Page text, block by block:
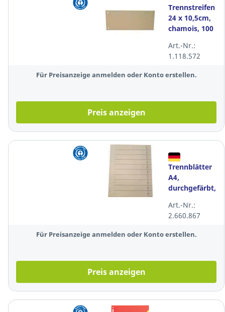
Trennstreifen
24 x 10,5cm,
chamois, 100
Art.-Nr.:
1.118.572
Für Preisanzeige anmelden oder Konto erstellen.
Preis anzeigen
Trennblätter
A4,
durchgefärbt,
Stück
Art.-Nr.:
2.660.867
Für Preisanzeige anmelden oder Konto erstellen.
Preis anzeigen